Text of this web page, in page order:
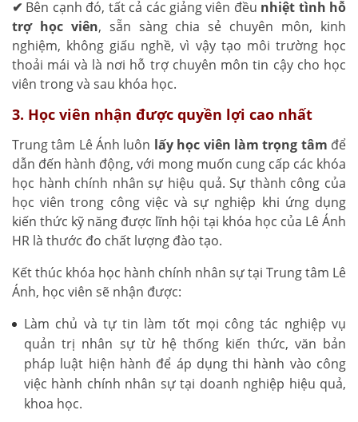
✔ Bên cạnh đó, tất cả các giảng viên đều nhiệt tình hỗ
trợ học viên, sẵn sàng chia sẻ chuyên môn, kinh
nghiệm, không giấu nghề, vì vậy tạo môi trường học
thoải mái và là nơi hỗ trợ chuyên môn tin cậy cho học
viên trong và sau khóa học.
3. Học viên nhận được quyền lợi cao nhất
Trung tâm Lê Ánh luôn lấy học viên làm trọng tâm để
dẫn đến hành động, với mong muốn cung cấp các khóa
học hành chính nhân sự hiệu quả. Sự thành công của
học viên trong công việc và sự nghiệp khi ứng dụng
kiến thức kỹ năng được lĩnh hội tại khóa học của Lê Ánh
HR là thước đo chất lượng đào tạo.
Kết thúc khóa học hành chính nhân sự tại Trung tâm Lê
Ánh, học viên sẽ nhận được:
Làm chủ và tự tin làm tốt mọi công tác nghiệp vụ
quản trị nhân sự từ hệ thống kiến thức, văn bản
pháp luật hiện hành để áp dụng thi hành vào công
việc hành chính nhân sự tại doanh nghiệp hiệu quả,
khoa học.